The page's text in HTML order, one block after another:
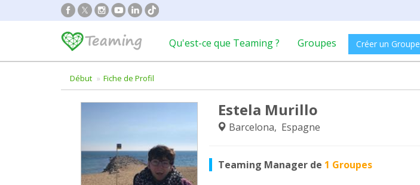
Qu'est-ce que Teaming ? Groupes Créer un Groupe
Début Fiche de Profil
Estela Murillo
Barcelona, Espagne
Teaming Manager de 1 Groupes